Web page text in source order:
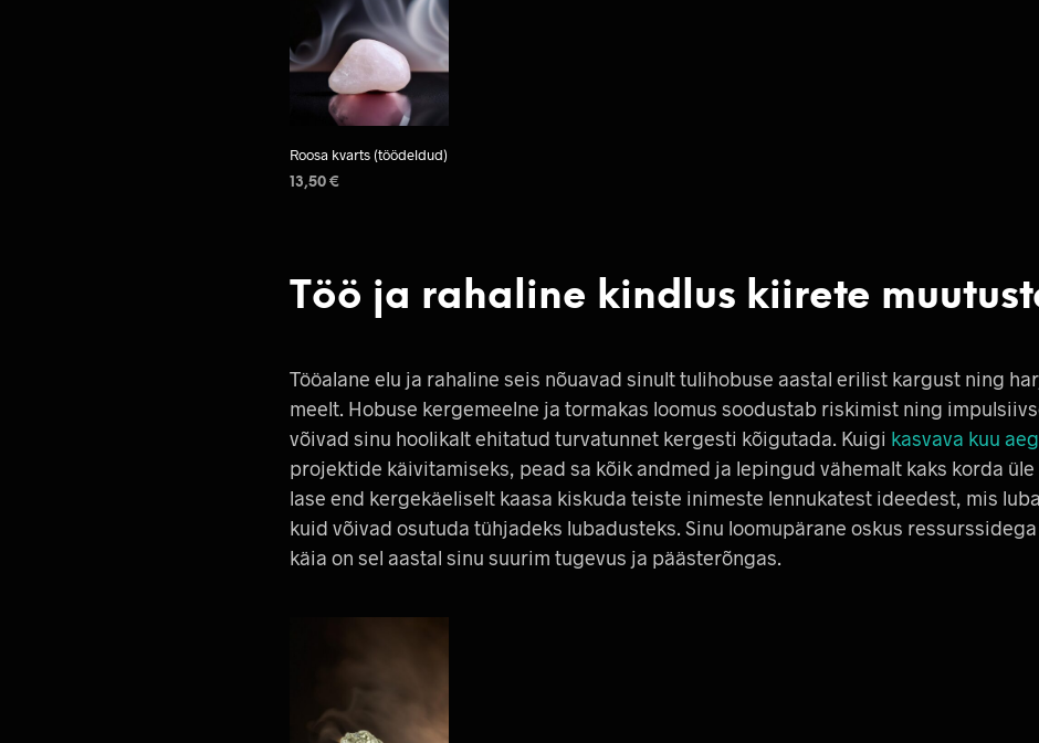
Roosa kvarts (töödeldud)
13,50 €
Töö ja rahaline kindlus kiirete
Tööalane elu ja rahaline seis nõuavad sinult tulihobuse aastal erilist kargust ning
meelt. Hobuse kergemeelne ja tormakas loomus soodustab riskimist ning
võivad sinu hoolikalt ehitatud turvatunnet kergesti kõigutada. Kuigi kasvava kuu
projektide käivitamiseks, pead sa kõik andmed ja lepingud vähemalt kaks korda
lase end kergekäeliselt kaasa kiskuda teiste inimeste lennukatest ideedest, mis
kuid võivad osutuda tühjadeks lubadusteks. Sinu loomupärane oskus
käia on sel aastal sinu suurim tugevus ja päästerõngas.